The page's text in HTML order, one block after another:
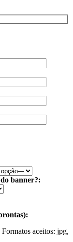
banner?:
aceitos: jpg,